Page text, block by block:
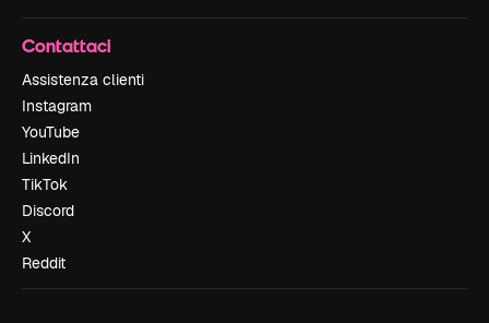
Contattaci
Assistenza clienti
Instagram
YouTube
LinkedIn
TikTok
Discord
X
Reddit